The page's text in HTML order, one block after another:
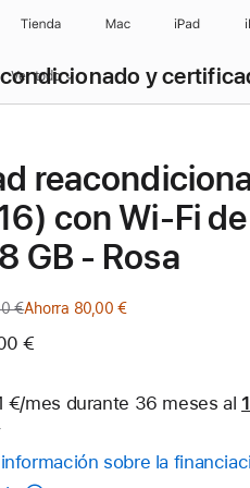
Tienda Mac iPad
y
Ver todo
con Wi-Fi de
GB - Rosa
€Precio
Ahorra 80,00 €
€
€/mes durante 36 meses al
sobre la